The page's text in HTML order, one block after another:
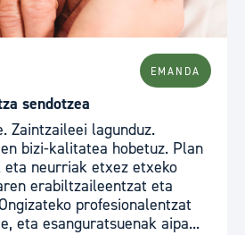
EMANDA
sendotzea
Zaintzaileei lagunduz.
bizi-kalitatea hobetuz. Plan
eta neurriak etxez etxeko
erabiltzaileentzat eta
profesionalentzat
eta esanguratsuenak aipa...